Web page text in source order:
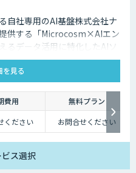
自社専用のAI基盤株式会社ナ
供する「Microcosm×AIエン
るデータ活用に特化したAIソ
社の課題に合わせてカスタマ
るデータを「会社の資産」と
ます。
を見る
費用
無料プラン
ください お問合せください
ス選択